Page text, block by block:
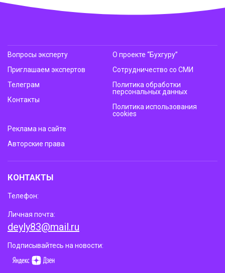
Вопросы эксперту
Приглашаем экспертов
Телеграм
Контакты
О проекте “Бухгуру”
Сотрудничество со СМИ
Политика обработки
персональных данных
Политика использования
cookies
Реклама на сайте
Авторские права
КОНТАКТЫ
Телефон:
Личная почта:
deyly83@mail.ru
Подписывайтесь на новости: